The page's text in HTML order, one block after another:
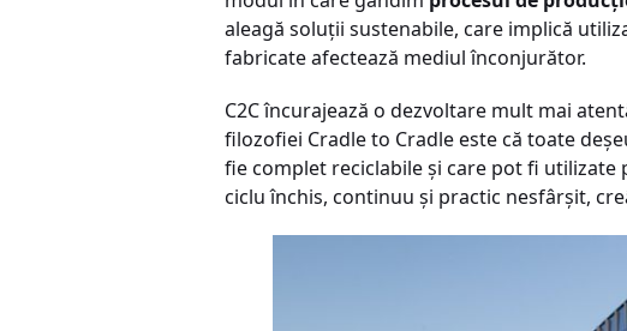
aleagă soluții sustenabile, care implică
fabricate afectează mediul înconjurător.
C2C încurajează o dezvoltare mult mai
filozofiei Cradle to Cradle este că toate
fie complet reciclabile și care pot fi
ciclu închis, continuu și practic nesfârșit,